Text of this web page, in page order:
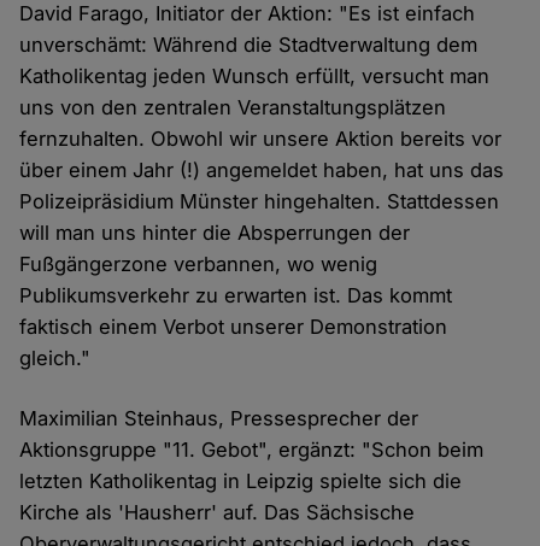
David Farago, Initiator der Aktion: "Es ist einfach
unverschämt: Während die Stadtverwaltung dem
Katholikentag jeden Wunsch erfüllt, versucht man
uns von den zentralen Veranstaltungsplätzen
fernzuhalten. Obwohl wir unsere Aktion bereits vor
über einem Jahr (!) angemeldet haben, hat uns das
Polizeipräsidium Münster hingehalten. Stattdessen
will man uns hinter die Absperrungen der
Fußgängerzone verbannen, wo wenig
Publikumsverkehr zu erwarten ist. Das kommt
faktisch einem Verbot unserer Demonstration
gleich."
Maximilian Steinhaus, Pressesprecher der
Aktionsgruppe "11. Gebot", ergänzt: "Schon beim
letzten Katholikentag in Leipzig spielte sich die
Kirche als 'Hausherr' auf. Das Sächsische